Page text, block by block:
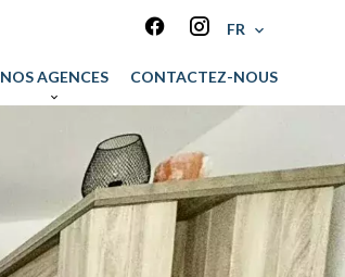
FR
NOS AGENCES CONTACTEZ-NOUS